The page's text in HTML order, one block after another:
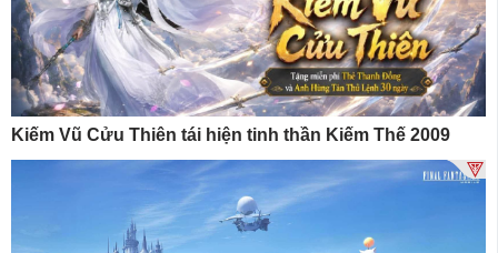
Kiếm Vũ Cửu Thiên tái hiện tinh thần Kiếm Thế 2009